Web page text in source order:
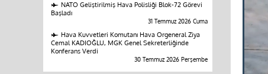
NATO Geliştirilmiş Hava Polisliği Blok-72 Görevi
Başladı
31 Temmuz 2026 Cuma
Hava Kuvvetleri Komutanı Hava Orgeneral Ziya
Cemal KADIOĞLU, MGK Genel Sekreterliğinde
Konferans Verdi
30 Temmuz 2026 Perşembe